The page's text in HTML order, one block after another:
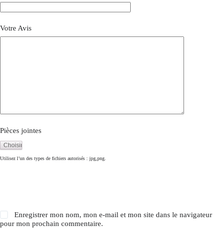
Votre Avis
Pièces jointes
Utilisez l’un des types de fichiers autorisés : jpg,png.
Enregistrer mon nom, mon e-mail et mon site dans le navigateur
pour mon prochain commentaire.